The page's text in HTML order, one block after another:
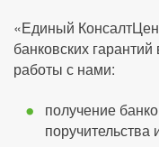
«Единый
банковских
работы с нами:
получение
поручительства